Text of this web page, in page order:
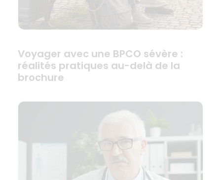
Voyager avec une BPCO sévère :
réalités pratiques au-delà de la
brochure